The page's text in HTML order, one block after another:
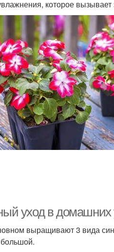
которое вызывает
уход в
выращивают 3 вида